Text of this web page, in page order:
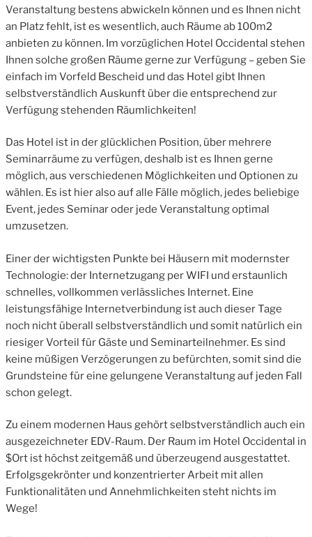
Veranstaltung bestens abwickeln können und es Ihnen nicht
an Platz fehlt, ist es wesentlich, auch Räume ab 100m2
anbieten zu können. Im vorzüglichen Hotel Occidental stehen
Ihnen solche großen Räume gerne zur Verfügung – geben Sie
einfach im Vorfeld Bescheid und das Hotel gibt Ihnen
selbstverständlich Auskunft über die entsprechend zur
Verfügung stehenden Räumlichkeiten!
Das Hotel ist in der glücklichen Position, über mehrere
Seminarräume zu verfügen, deshalb ist es Ihnen gerne
möglich, aus verschiedenen Möglichkeiten und Optionen zu
wählen. Es ist hier also auf alle Fälle möglich, jedes beliebige
Event, jedes Seminar oder jede Veranstaltung optimal
umzusetzen.
Einer der wichtigsten Punkte bei Häusern mit modernster
Technologie: der Internetzugang per WIFI und erstaunlich
schnelles, vollkommen verlässliches Internet. Eine
leistungsfähige Internetverbindung ist auch dieser Tage
noch nicht überall selbstverständlich und somit natürlich ein
riesiger Vorteil für Gäste und Seminarteilnehmer. Es sind
keine müßigen Verzögerungen zu befürchten, somit sind die
Grundsteine für eine gelungene Veranstaltung auf jeden Fall
schon gelegt.
Zu einem modernen Haus gehört selbstverständlich auch ein
ausgezeichneter EDV-Raum. Der Raum im Hotel Occidental in
$Ort ist höchst zeitgemäß und überzeugend ausgestattet.
Erfolgsgekrönter und konzentrierter Arbeit mit allen
Funktionalitäten und Annehmlichkeiten steht nichts im
Wege!